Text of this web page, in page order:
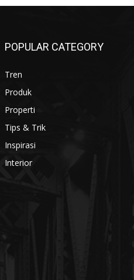
POPULAR CATEGORY
Tren
Produk
Properti
Tips & Trik
Inspirasi
Interior